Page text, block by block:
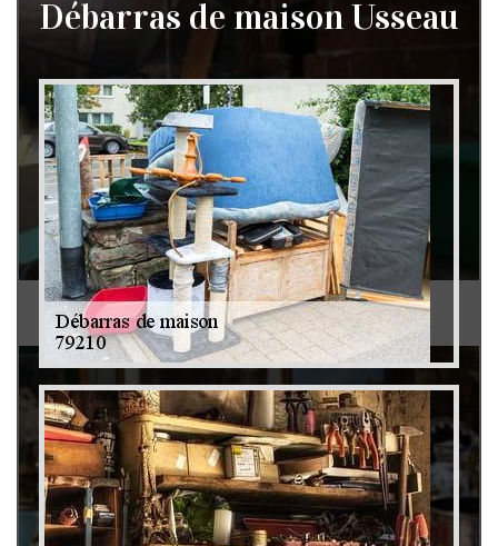
Débarras de grenier et cave 79
Débarras de maison Usseau